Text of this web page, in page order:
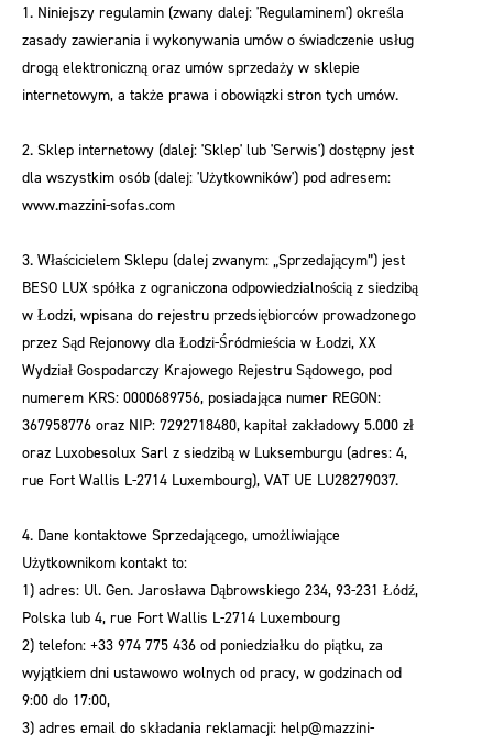
1. Niniejszy regulamin (zwany dalej: 'Regulaminem') określa
zasady zawierania i wykonywania umów o świadczenie usług
drogą elektroniczną oraz umów sprzedaży w sklepie
internetowym, a także prawa i obowiązki stron tych umów.
2. Sklep internetowy (dalej: 'Sklep' lub 'Serwis') dostępny jest
dla wszystkim osób (dalej: 'Użytkowników') pod adresem:
www.mazzini-sofas.com
3. Właścicielem Sklepu (dalej zwanym: „Sprzedającym”) jest
BESO LUX spółka z ograniczona odpowiedzialnością z siedzibą
w Łodzi, wpisana do rejestru przedsiębiorców prowadzonego
przez Sąd Rejonowy dla Łodzi-Śródmieścia w Łodzi, XX
Wydział Gospodarczy Krajowego Rejestru Sądowego, pod
numerem KRS: 0000689756, posiadająca numer REGON:
367958776 oraz NIP: 7292718480, kapitał zakładowy 5.000 zł
oraz Luxobesolux Sarl z siedzibą w Luksemburgu (adres: 4,
rue Fort Wallis L-2714 Luxembourg), VAT UE LU28279037.
4. Dane kontaktowe Sprzedającego, umożliwiające
Użytkownikom kontakt to:
1) adres: Ul. Gen. Jarosława Dąbrowskiego 234, 93-231 Łódź,
Polska lub 4, rue Fort Wallis L-2714 Luxembourg
2) telefon: +33 974 775 436 od poniedziałku do piątku, za
wyjątkiem dni ustawowo wolnych od pracy, w godzinach od
9:00 do 17:00,
3) adres email do składania reklamacji: help@mazzini-